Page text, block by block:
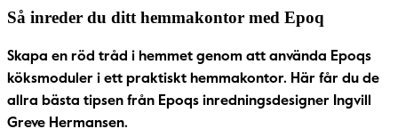
Så inreder du ditt hemmakontor med Epoq
Skapa en röd tråd i hemmet genom att använda Epoqs
köksmoduler i ett praktiskt hemmakontor. Här får du de
allra bästa tipsen från Epoqs inredningsdesigner Ingvill
Greve Hermansen.